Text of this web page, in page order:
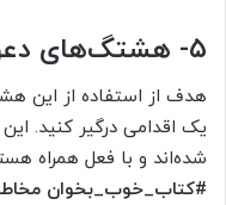
۵- هشتگ‌های دعوت به یک اقدام
هدف از استفاده از این
یک اقدامی درگیر کنید.
شده‌اند و با فعل همراه
#کتاب_خوب_بخوان